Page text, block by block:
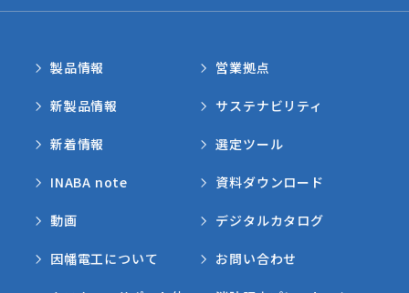
製品情報
新製品情報
新着情報
INABA note
動画
因幡電工について
営業拠点
サステナビリティ
選定ツール
資料ダウンロード
デジタルカタログ
お問い合わせ